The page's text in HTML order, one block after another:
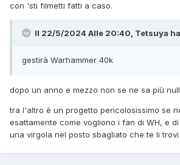
con 'sti filmetti fatti a caso.
Il 22/5/2024 Alle 20:40, Tetsuya
gestirà Warhammer 40k
dopo un anno e mezzo non se ne sa più
tra l'altro è un progetto pericolosissimo se
esattamente come vogliono i fan di WH, e
una virgola nel posto sbagliato che te li